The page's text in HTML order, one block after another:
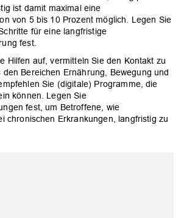
ist damit maximal eine
von 5 bis 10 Prozent möglich. Legen Sie
für eine langfristige
fest.
Hilfen auf, vermitteln Sie den Kontakt zu
den Bereichen Ernährung, Bewegung und
Sie (digitale) Programme, die
können. Legen Sie
fest, um Betroffene, wie
chronischen Erkrankungen, langfristig zu